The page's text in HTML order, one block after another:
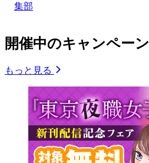
集部
開催中のキャンペーン
もっと見る